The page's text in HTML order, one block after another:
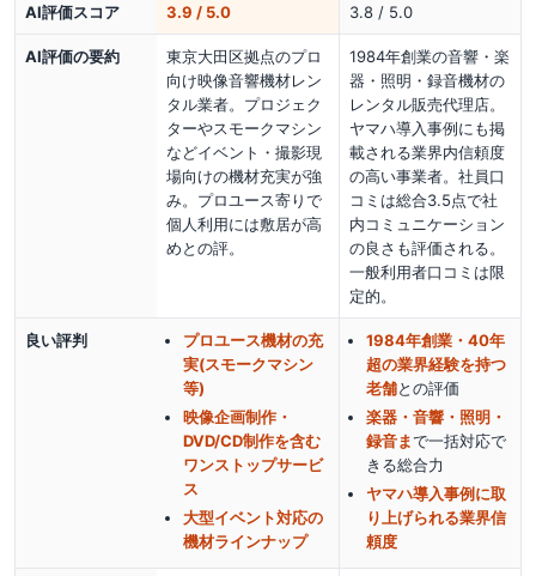
AI評価スコア 3.9 / 5.0 3.8 / 5.0
AI評価の要約
東京大田区拠点のプロ
向け映像音響機材レン
タル業者。プロジェク
ターやスモークマシン
などイベント・撮影現
場向けの機材充実が強
み。プロユース寄りで
個人利用には敷居が高
めとの評。
1984年創業の音響・楽
器・照明・録音機材の
レンタル販売代理店。
ヤマハ導入事例にも掲
載される業界内信頼度
の高い事業者。社員口
コミは総合3.5点で社
内コミュニケーション
の良さも評価される。
一般利用者口コミは限
定的。
良い評判
プロユース機材の充
実(スモークマシン
等)
映像企画制作・
DVD/CD制作を含む
ワンストップサービ
ス
大型イベント対応の
機材ラインナップ
1984年創業・40年
超の業界経験を持つ
老舗との評価
楽器・音響・照明・
録音まで一括対応で
きる総合力
ヤマハ導入事例に取
り上げられる業界信
頼度